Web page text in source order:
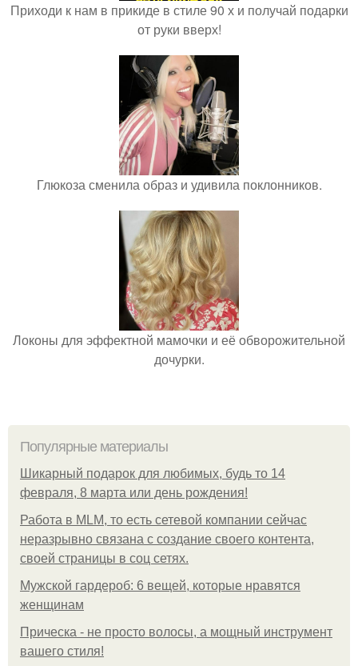
Приходи к нам в прикиде в стиле 90 х и получай подарки
от руки вверх!
Глюкоза сменила образ и удивила поклонников.
Локоны для эффектной мамочки и её обворожительной
дочурки.
Популярные материалы
Шикарный подарок для любимых, будь то 14
февраля, 8 марта или день рождения!
Работа в MLM, то есть сетевой компании сейчас
неразрывно связана с создание своего контента,
своей страницы в соц сетях.
Мужской гардероб: 6 вещей, которые нравятся
женщинам
Прическа - не просто волосы, а мощный инструмент
вашего стиля!